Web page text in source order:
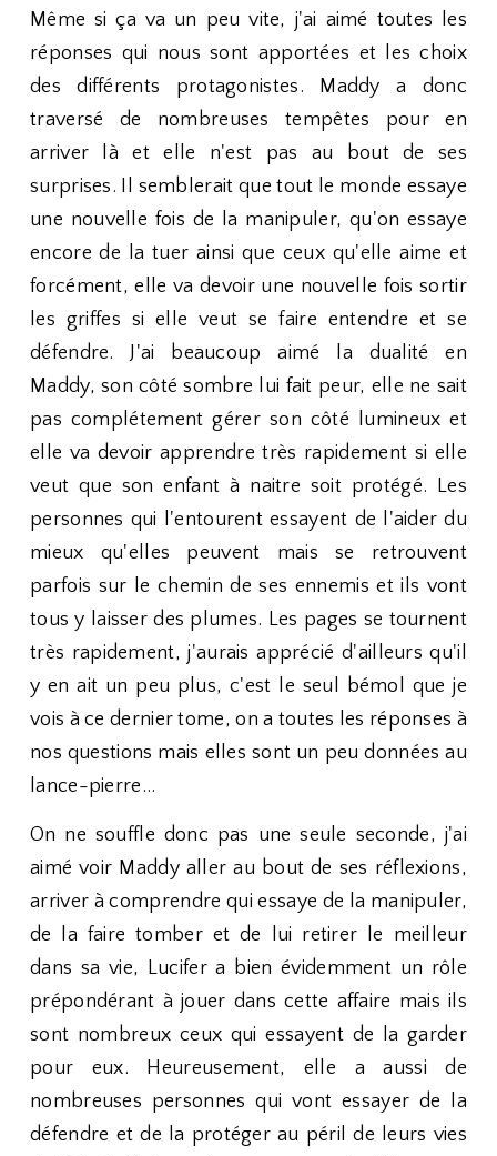
Même si ça va un peu vite, j'ai aimé toutes les
réponses qui nous sont apportées et les choix
des différents protagonistes. Maddy a donc
traversé de nombreuses tempêtes pour en
arriver là et elle n'est pas au bout de ses
surprises. Il semblerait que tout le monde essaye
une nouvelle fois de la manipuler, qu'on essaye
encore de la tuer ainsi que ceux qu'elle aime et
forcément, elle va devoir une nouvelle fois sortir
les griffes si elle veut se faire entendre et se
défendre. J'ai beaucoup aimé la dualité en
Maddy, son côté sombre lui fait peur, elle ne sait
pas complétement gérer son côté lumineux et
elle va devoir apprendre très rapidement si elle
veut que son enfant à naitre soit protégé. Les
personnes qui l'entourent essayent de l'aider du
mieux qu'elles peuvent mais se retrouvent
parfois sur le chemin de ses ennemis et ils vont
tous y laisser des plumes. Les pages se tournent
très rapidement, j'aurais apprécié d'ailleurs qu'il
y en ait un peu plus, c'est le seul bémol que je
vois à ce dernier tome, on a toutes les réponses à
nos questions mais elles sont un peu données au
lance-pierre...
On ne souffle donc pas une seule seconde, j'ai
aimé voir Maddy aller au bout de ses réflexions,
arriver à comprendre qui essaye de la manipuler,
de la faire tomber et de lui retirer le meilleur
dans sa vie, Lucifer a bien évidemment un rôle
prépondérant à jouer dans cette affaire mais ils
sont nombreux ceux qui essayent de la garder
pour eux. Heureusement, elle a aussi de
nombreuses personnes qui vont essayer de la
défendre et de la protéger au péril de leurs vies